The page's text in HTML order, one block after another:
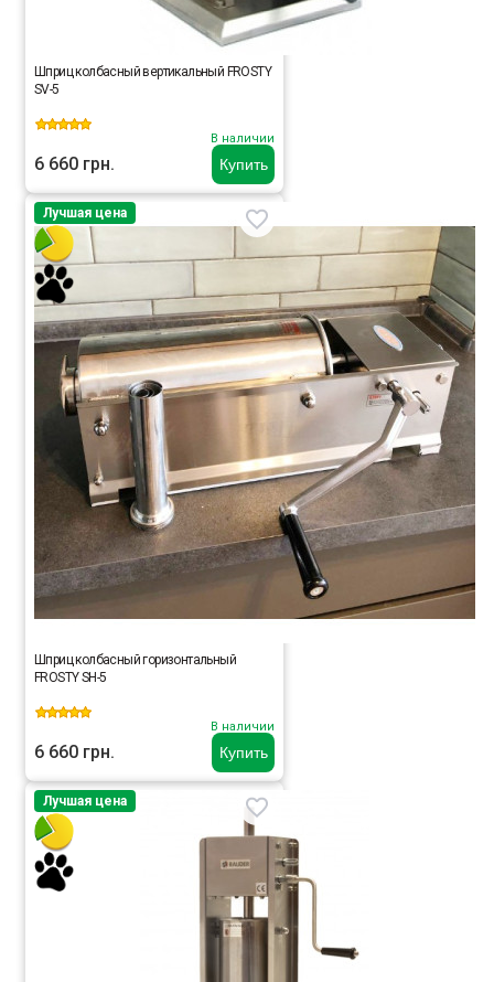
Купить
Шприц колбасный вертикальный FROSTY
SV-5
В наличии
6 660 грн.
Купить
Лучшая цена
Шприц колбасный горизонтальный
FROSTY SH-5
В наличии
6 660 грн.
Лучшая цена